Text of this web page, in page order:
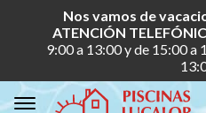
Nos vamos de
ATENCIÓN
9:00 a 13:00 y de 15:00 a